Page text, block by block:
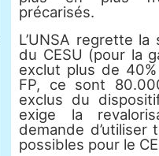
précarisés.
L’UNSA regrette
du CESU (pour la
exclut plus de 40%
FP, ce sont
exclus du
exige la
demande
possibles pour le